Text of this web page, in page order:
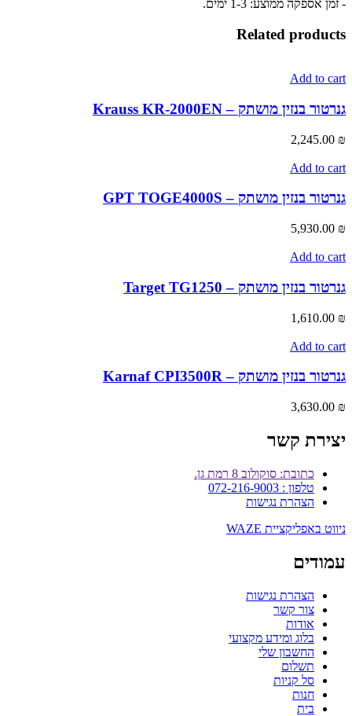
- זמן אספקה ממוצע: 1-3 ימים.
Related products
Add to cart
גנרטור ‏בנזין מושתק – Krauss KR-2000EN
2,245.00 ₪
Add to cart
גנרטור ‏בנזין מושתק – GPT TOGE4000S
5,930.00 ₪
Add to cart
גנרטור ‏בנזין מושתק – Target TG1250
1,610.00 ₪
Add to cart
גנרטור ‏בנזין מושתק – Karnaf CPI3500R
3,630.00 ₪
יצירת קשר
כתובת: סוקולוב 8 רמת גן.
טלפון : 072-216-9003
הצהרת נגישות
ניווט באפליקציית WAZE
עמודים
הצהרת נגישות
צור קשר
אודות
בלוג ומידע מקצועי
החשבון שלי
תשלום
סל קניות
חנות
בית